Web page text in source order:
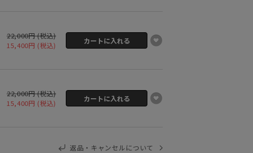
22,000円 (税込)
15,400円 (税込)
22,000円 (税込)
15,400円 (税込)
返品・キャンセルについて